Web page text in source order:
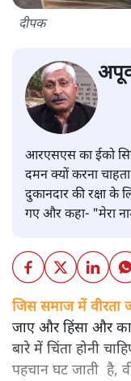
दीपक
आरएसएस का ईको
दमन क्यों करना
दुकानदार की रक्षा
गए और कहा- "मेरा
जिस समाज में वीरता
जाए और हिंसा और
बारे में चिंता होनी
पहचान घट जाती है,